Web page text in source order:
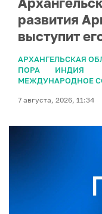
развития
выступит
АРХАНГЕЛЬСКАЯ
ПОРА
ИНДИЯ
МЕЖДУНАРОДНОЕ
7 августа, 2026, 11:34